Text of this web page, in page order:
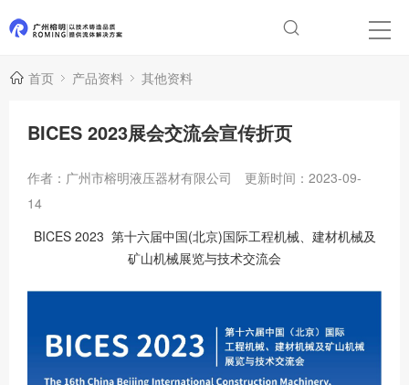
首页 产品资料 其他资料
BICES 2023展会交流会宣传折页
作者：广州市榕明液压器材有限公司
更新时间：2023-09-
14
BICES 2023 第十六届中国(北京)国际工程机械、建材机械及
矿山机械展览与技术交流会